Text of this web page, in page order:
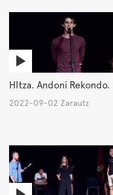
HItza. Andoni Rekondo.
2022-09-02 Zarautz